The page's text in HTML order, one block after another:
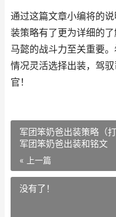
通过这篇文章小编将的
装策略有了更为详细的
马懿的战斗力至关重要
情况灵活选择出装，驾
官！
军团笨奶爸出装策略（
军团笨奶爸出装和铭文
« 上一篇
没有了！